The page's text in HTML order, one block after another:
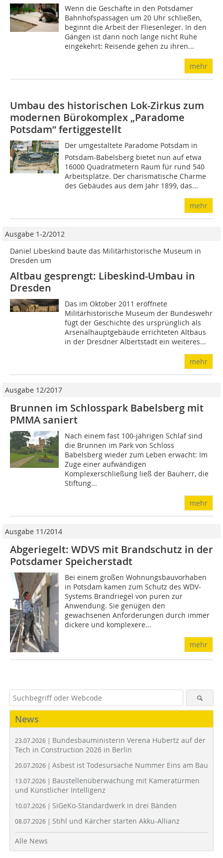
Wenn die Geschäfte in den Potsdamer
Bahnhofspassagen um 20 Uhr schließen,
beginnt die Arbeit der Fliesenleger. In den
Gängen ist dann noch lange nicht Ruhe
eingekehrt: Reisende gehen zu ihren...
mehr
Umbau des historischen Lok-Zirkus zum
modernen Bürokomplex „Paradome
Potsdam“ fertiggestellt
Der umgestaltete Paradome Potsdam in
Potsdam-Babelsberg bietet nun auf etwa
16000 Quadratmetern Raum für rund 540
Arbeitsplätze. Der charismatische Charme
des Gebäudes aus dem Jahr 1899, das...
mehr
Ausgabe 1-2/2012
Daniel Libeskind baute das Militärhistorische Museum in
Dresden um
Altbau gesprengt: Libeskind-Umbau in
Dresden
Das im Oktober 2011 eröffnete
Militärhistorische Museum der Bundeswehr
fügt der Geschichte des ursprünglich als
Arsenalhauptgebäude errichteten Altbaus
in der Dresdner Albertstadt ein weiteres...
mehr
Ausgabe 12/2017
Brunnen im Schlosspark Babelsberg mit
PMMA saniert
Nach einem fast 100-jährigen Schlaf sind
die Brunnen im Park von Schloss
Babelsberg wieder zum Leben erwacht: Im
Zuge einer aufwändigen
Komplexerschließung ließ der Bauherr, die
Stiftung...
mehr
Ausgabe 11/2014
Abgeriegelt: WDVS mit Brandschutz in der
Potsdamer Speicherstadt
Bei einem großen Wohnungsbauvorhaben
in Potsdam kamen zum Schutz des WDV-
Systems Brandriegel von puren zur
Anwendung. Sie genügen den
gewachsenen Anforderungen durch immer
dickere und komplexere...
mehr
News
23.07.2026 | Bundesbauministerin Verena Hubertz auf der
Tech in Construction 2026 in Berlin
20.07.2026 | Asbest ist Todesursache Nummer Eins am Bau
13.07.2026 | Baustellenüberwachung mit Kameratürmen
und Künstlicher Intelligenz
10.07.2026 | SiGeKo-Standardwerk in drei Bänden
08.07.2026 | Stihl und Kärcher starten Akku-Allianz
Alle News